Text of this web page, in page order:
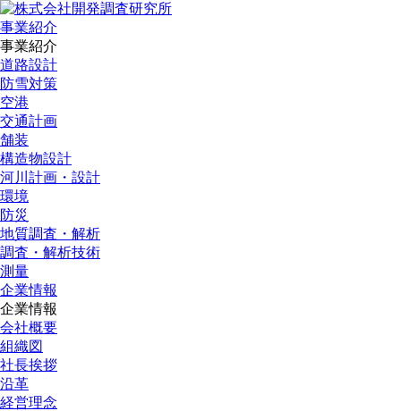
事業紹介
事業紹介
道路設計
防雪対策
空港
交通計画
舗装
構造物設計
河川計画・設計
環境
防災
地質調査・解析
調査・解析技術
測量
企業情報
企業情報
会社概要
組織図
社長挨拶
沿革
経営理念